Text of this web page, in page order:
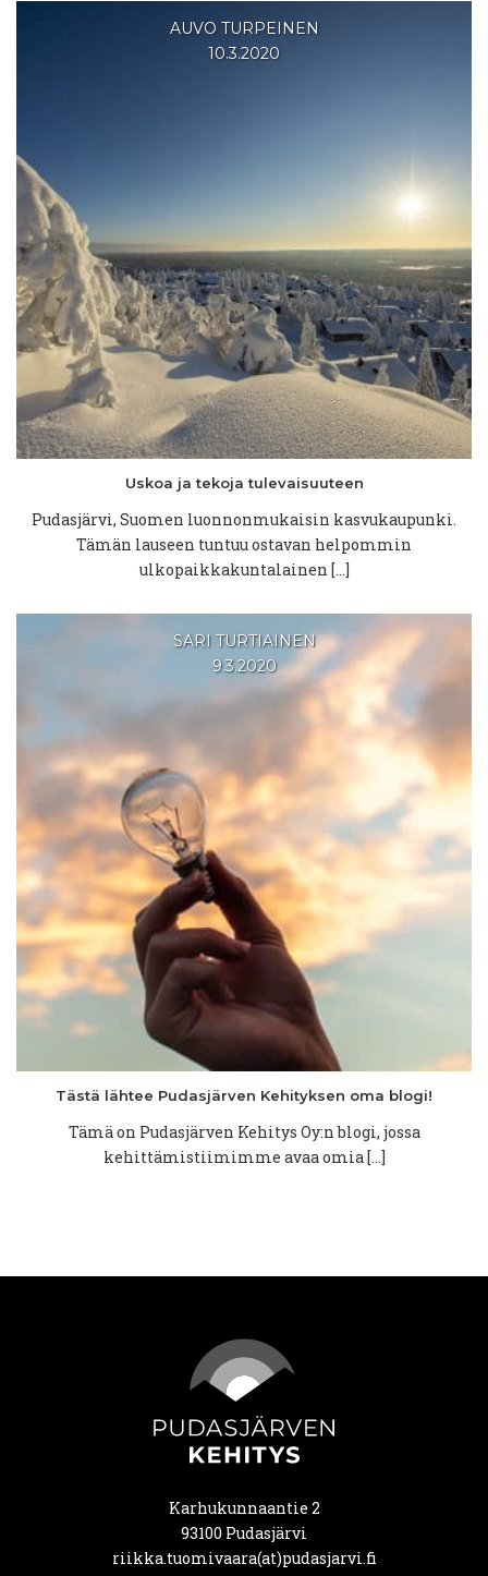
AUVO TURPEINEN
10.3.2020
Uskoa ja tekojatulevaisuuteen
Pudasjärvi, Suomen luonnonmukaisin kasvukaupunki.
Tämän lauseen tuntuu ostavan helpommin
ulkopaikkakuntalainen […]
SARI TURTIAINEN
9.3.2020
Tästä lähtee Pudasjärven Kehityksen oma blogi!
Tämä on Pudasjärven Kehitys Oy:n blogi, jossa
kehittämistiimimme avaa omia […]
Karhukunnaantie 2
93100 Pudasjärvi
riikka.tuomivaara(at)pudasjarvi.fi